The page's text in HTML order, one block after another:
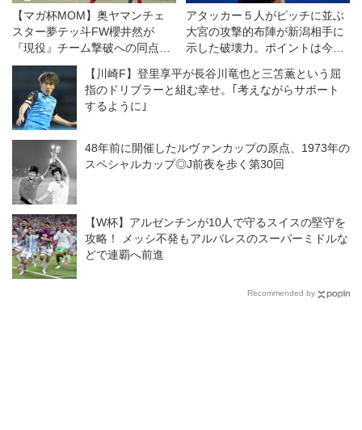
【マガ杯MOM】奥ヤマンチェ
スター夢テッ斗FW櫻井然が
『現役』チーム撃破への同点ゴ
ール「真剣にやらないのも失礼
だと話していた」
アタッカー５人がピッチに並ぶ
大宮の攻撃的布陣が新潟相手に
示した破壊力。ポイントは今後
開幕戦
【川崎F】登里享平が長谷川竜也と三笘薫という屈
指のドリブラーと組む幸せ。｢考えながらサポート
するように｣
48年前に開催したルヴァンカップの原点、1973年の
スペシャルカップ◎J前夜を歩く第30回
【W杯】アルゼンチンが10人で守るスイスの堅守を
攻略！ メッシ不発もアルバレスのスーパーミドルな
どで連覇へ前進
Recommended by